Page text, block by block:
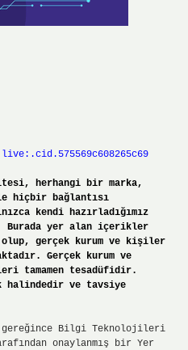
herhangi bir marka,
hiçbir bağlantısı
kendi hazırladığımız
Burada yer alan içerikler
gerçek kurum ve kişiler
Gerçek kurum ve
tamamen tesadüfidir.
ve tavsiye
gereğince Bilgi Teknolojileri
onaylanmış bir Yer